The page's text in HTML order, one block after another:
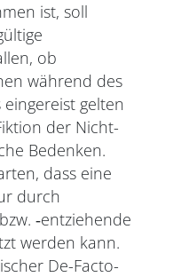
ist, soll
ob
während des
gelten
der Nicht-
Bedenken.
dass eine
durch
‑entziehende
werden kann.
De-Facto-